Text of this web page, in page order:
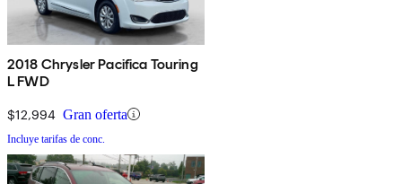
2018 Chrysler Pacifica Touring
L FWD
$12,994 Gran oferta
Incluye tarifas de conc.